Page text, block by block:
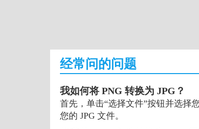
经常问的问题
我如何将 PNG 转换为 JPG？
首先，单击“选择文件”按钮并选择
您的 JPG 文件。